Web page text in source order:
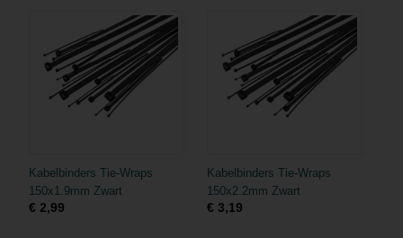
Kabelbinders Tie-Wraps
150x1.9mm Zwart
€ 2,99
Kabelbinders Tie-Wraps
150x2.2mm Zwart
€ 3,19